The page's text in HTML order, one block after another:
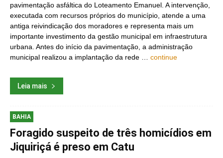
pavimentação asfáltica do Loteamento Emanuel. A intervenção,
executada com recursos próprios do município, atende a uma
antiga reivindicação dos moradores e representa mais um
importante investimento da gestão municipal em infraestrutura
urbana. Antes do início da pavimentação, a administração
municipal realizou a implantação da rede … continue
Leia mais
BAHIA
Foragido suspeito de três homicídios em
Jiquiriçá é preso em Catu